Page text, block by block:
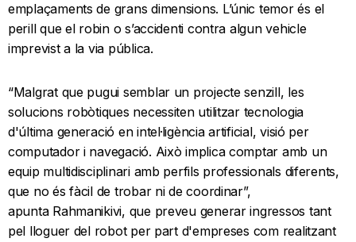
emplaçaments de grans dimensions. L’únic temor és el
perill que el robin o s’accidenti contra algun vehicle
imprevist a la via pública.
“Malgrat que pugui semblar un projecte senzill, les
solucions robòtiques necessiten utilitzar tecnologia
d'última generació en intel·ligència artificial, visió per
computador i navegació. Això implica comptar amb un
equip multidisciplinari amb perfils professionals diferents,
que no és fàcil de trobar ni de coordinar”,
apunta Rahmanikivi, que preveu generar ingressos tant
pel lloguer del robot per part d'empreses com realitzant